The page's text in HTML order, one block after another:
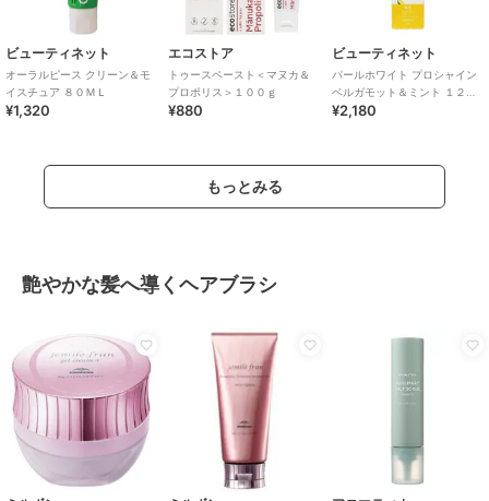
ビューティネット
オーラルピース クリーン＆モ
イスチュア ８０ＭＬ
¥1,320
エコストア
トゥースペースト＜マヌカ＆
プロポリス＞１００ｇ
¥880
ビューティネット
パールホワイト プロシャイン
ベルガモット＆ミント １２０
Ｇ
¥2,180
もっとみる
艶やかな髪へ導くヘアブラシ